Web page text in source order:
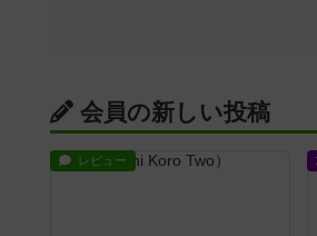
会員の新しい投稿
レビュー